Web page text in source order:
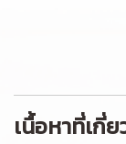
เนื้อหาที่เกี่